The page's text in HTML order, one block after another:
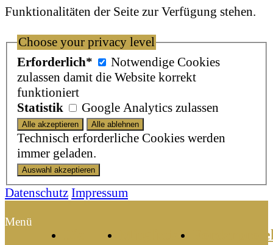
Funktionalitäten der Seite zur Verfügung stehen.
Choose your privacy level
Erforderlich*
Notwendige Cookies
zulassen damit die Website korrekt
funktioniert
Statistik
Google Analytics zulassen
Technisch erforderliche Cookies werden
immer geladen.
Datenschutz Impressum
Menü
Mitglieder